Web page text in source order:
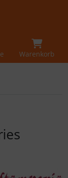
Warenkorb